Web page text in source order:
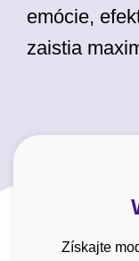
emócie,
zaistia
Získajte